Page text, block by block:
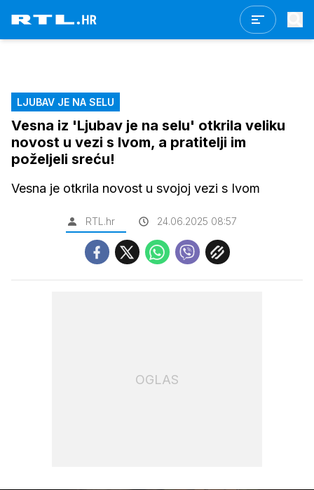
LJUBAV JE NA SELU
Vesna iz 'Ljubav je na selu' otkrila veliku
novost u vezi s Ivom, a pratitelji im
poželjeli sreću!
Vesna je otkrila novost u svojoj vezi s Ivom
RTL.hr 24.06.2025 08:57
OGLAS